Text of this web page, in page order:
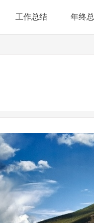
工作总结 年终